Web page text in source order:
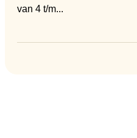
van 4 t/m...